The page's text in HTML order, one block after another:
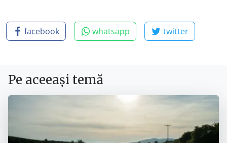
facebook whatsapp twitter
Pe aceeași temă